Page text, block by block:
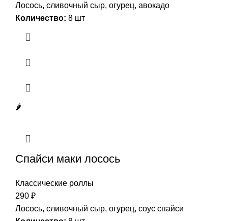
Лосось, сливочный сыр, огурец, авокадо
Количество: 8 шт
🌶️
Спайси маки лосось
Классические роллы
290 ₽
Лосось, сливочный сыр, огурец, соус спайси